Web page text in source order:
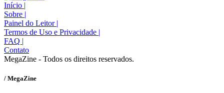
Início |
Sobre |
Painel do Leitor |
Termos de Uso e Privacidade |
FAQ |
Contato
MegaZine - Todos os direitos reservados.
/ MegaZine